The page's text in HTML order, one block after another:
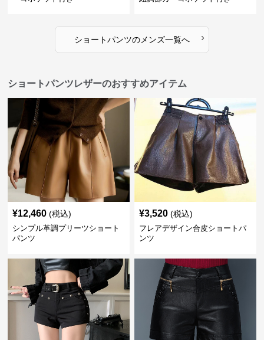
ショートパンツのメンズ一覧へ ›
ショートパンツレザーのおすすめアイテム
¥12,460 (税込)
シンプル革調プリーツショート
パンツ
¥3,520 (税込)
フレアデザイン合皮ショートパ
ンツ